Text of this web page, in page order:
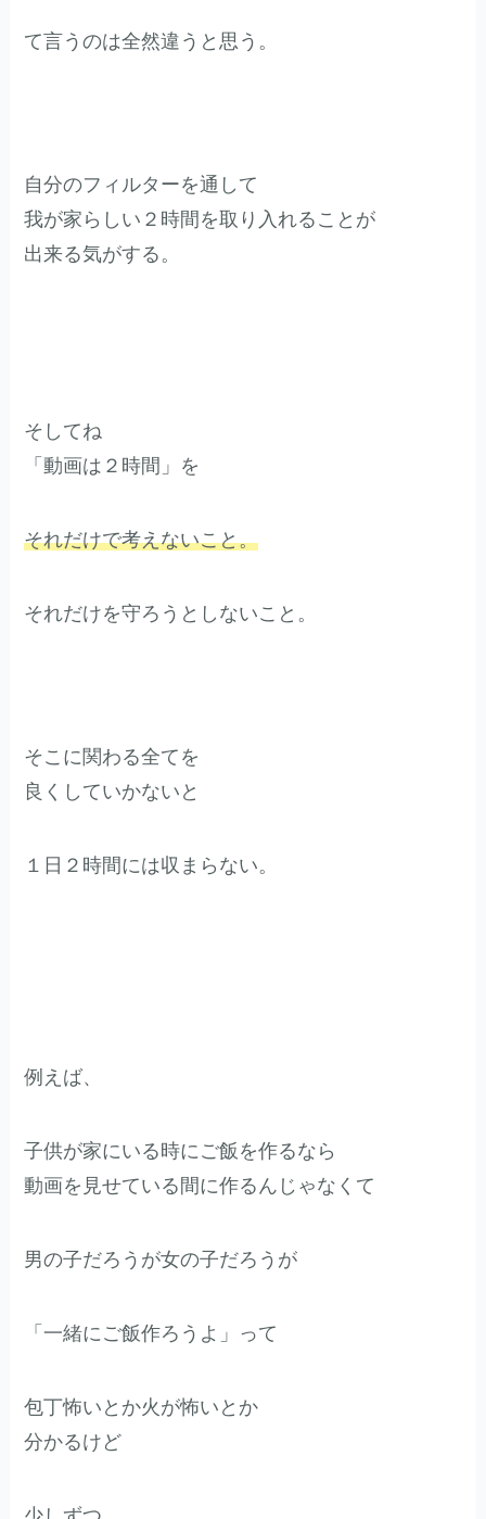
て言うのは全然違うと思う。
自分のフィルターを通して
我が家らしい２時間を取り入れることが
出来る気がする。
そしてね
「動画は２時間」を
それだけで考えないこと。
それだけを守ろうとしないこと。
そこに関わる全てを
良くしていかないと
１日２時間には収まらない。
例えば、
子供が家にいる時にご飯を作るなら
動画を見せている間に作るんじゃなくて
男の子だろうが女の子だろうが
「一緒にご飯作ろうよ」って
包丁怖いとか火が怖いとか
分かるけど